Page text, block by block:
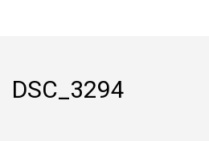
DSC_3294